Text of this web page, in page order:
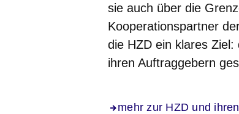
sie auch über die
Kooperationspartner
die HZD ein klares
ihren Auftraggebern
mehr zur HZD und